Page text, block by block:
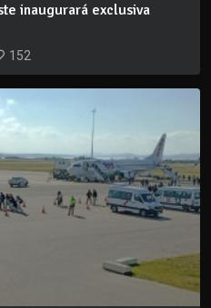
inaugurará exclusiva
152